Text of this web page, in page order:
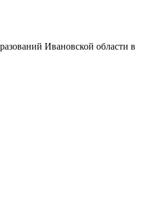
Ивановской области в